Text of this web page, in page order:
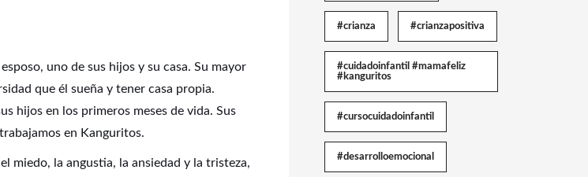
uno de sus hijos y su casa. Su mayor
que él sueña y tener casa propia.
hijos en los primeros meses de vida. Sus
en Kanguritos.
miedo, la angustia, la ansiedad y la tristeza,
#crianza #crianzapositiva
#cuidadoinfantil #mamafeliz
#kanguritos
#cursocuidadoinfantil
#desarrolloemocional